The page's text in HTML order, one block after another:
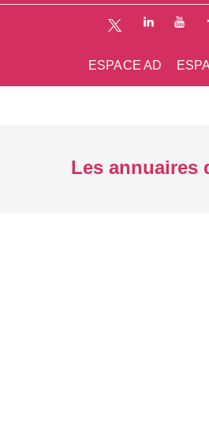
ESPACE AD
Les annuaires